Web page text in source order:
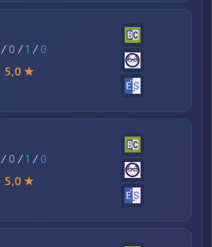
/ 0 /1 /0
5,0 ★
/ 0 /1 /0
5,0 ★